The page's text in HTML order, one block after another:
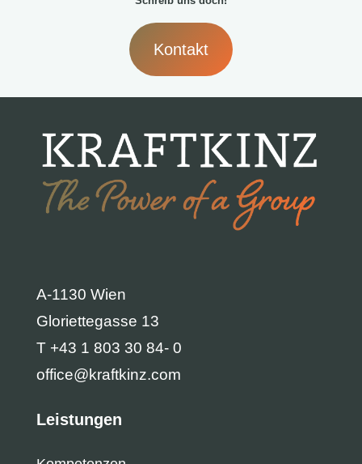
Kontakt
A-1130 Wien
Gloriettegasse 13
T +43 1 803 30 84- 0
office@kraftkinz.com
Leistungen